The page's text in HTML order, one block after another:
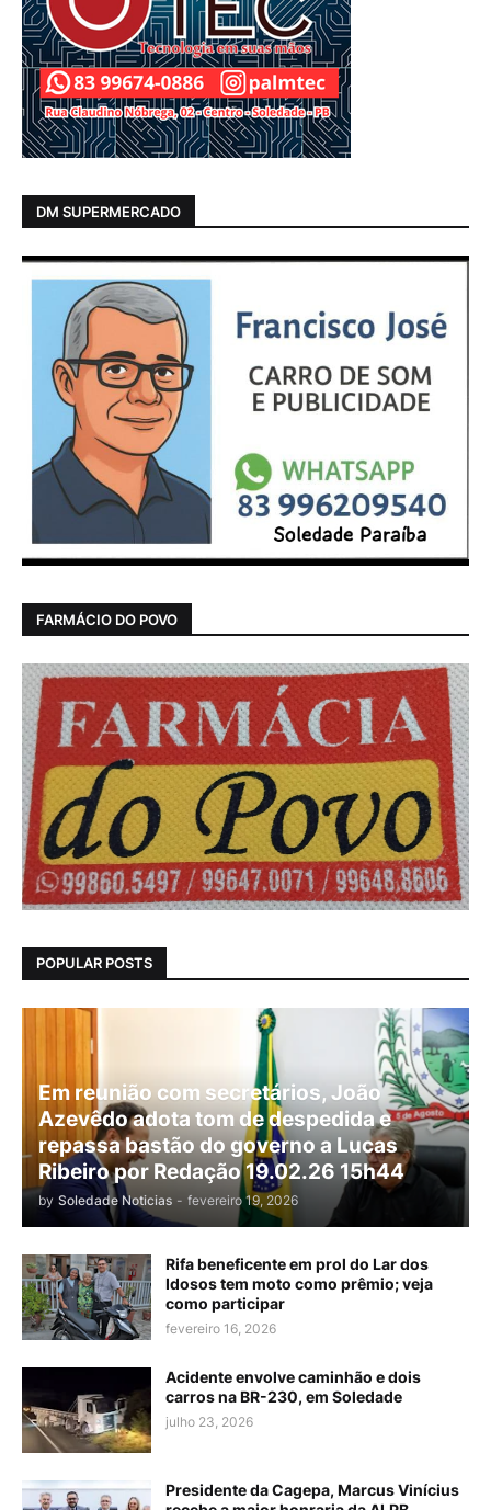
DM SUPERMERCADO
FARMÁCIO DO POVO
POPULAR POSTS
Em reunião com secretários, João
Azevêdo adota tom de despedida e
repassa bastão do governo a Lucas
Ribeiro por Redação 19.02.26 15h44
by Soledade Noticias - fevereiro 19, 2026
Rifa beneficente em prol do Lar dos
Idosos tem moto como prêmio; veja
como participar
fevereiro 16, 2026
Acidente envolve caminhão e dois
carros na BR-230, em Soledade
julho 23, 2026
Presidente da Cagepa, Marcus Vinícius